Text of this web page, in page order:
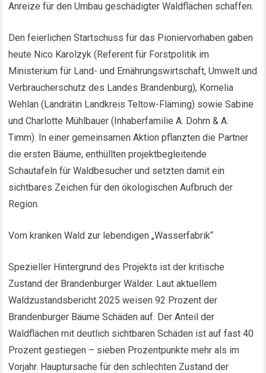
Anreize für den Umbau geschädigter Waldflächen schaffen.
Den feierlichen Startschuss für das Pioniervorhaben gaben
heute Nico Karolzyk (Referent für Forstpolitik im
Ministerium für Land- und Ernährungswirtschaft, Umwelt und
Verbraucherschutz des Landes Brandenburg), Kornelia
Wehlan (Landrätin Landkreis Teltow-Fläming) sowie Sabine
und Charlotte Mühlbauer (Inhaberfamilie A. Dohrn & A.
Timm). In einer gemeinsamen Aktion pflanzten die Partner
die ersten Bäume, enthüllten projektbegleitende
Schautafeln für Waldbesucher und setzten damit ein
sichtbares Zeichen für den ökologischen Aufbruch der
Region.
Vom kranken Wald zur lebendigen „Wasserfabrik“
Spezieller Hintergrund des Projekts ist der kritische
Zustand der Brandenburger Wälder. Laut aktuellem
Waldzustandsbericht 2025 weisen 92 Prozent der
Brandenburger Bäume Schäden auf. Der Anteil der
Waldflächen mit deutlich sichtbaren Schäden ist auf fast 40
Prozent gestiegen – sieben Prozentpunkte mehr als im
Vorjahr. Hauptursache für den schlechten Zustand der